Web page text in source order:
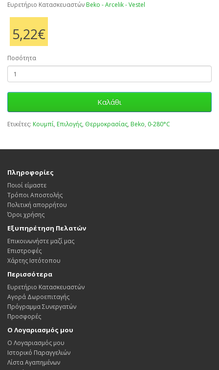
Ευρετήριο Κατασκευαστών Beko - Arcelik - Vestel
5,22€
Ποσότητα
Καλάθι
Ετικέτες: Κουμπί, Επιλογής, Θερμοκρασίας, Beko, 0-280°C
Πληροφορίες
Ποιοί είμαστε
Τρόποι Αποστολής
Πολιτική απορρήτου
Όροι χρήσης
Εξυπηρέτηση Πελατών
Επικοινωνήστε μαζί μας
Επιστροφές
Χάρτης Ιστότοπου
Περισσότερα
Ευρετήριο Κατασκευαστών
Αγορά Δωροεπιταγής
Πρόγραμμα Συνεργατών
Προσφορές
Ο Λογαριασμός μου
Ο Λογαριασμός μου
Ιστορικό Παραγγελιών
Λίστα Αγαπημένων